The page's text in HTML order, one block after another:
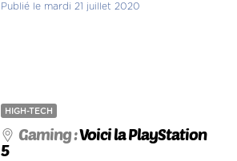
Publié le mardi 21 juillet 2020
HIGH-TECH
Gaming :Voici la PlayStation
5